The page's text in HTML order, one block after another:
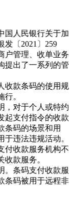
国人民银行关于加
发〔2021〕259
户管理、收单业务
提出了一系列的管
收款条码的使用规
。
，对于个人或特约
起支付指令的收款
条码的场景和用
违法违规活动。
付收款服务机构不
款服务。
。条码支付收款服
条码被用于远程非